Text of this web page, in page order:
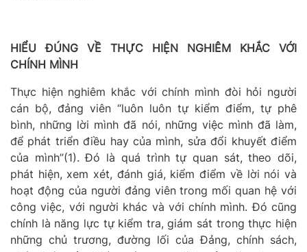
HIỂU ĐÚNG VỀ THỰC HIỆN NGHIÊM KHẮC VỚI
CHÍNH MÌNH
Thực hiện nghiêm khắc với chính mình đòi hỏi người
cán bộ, đảng viên “luôn luôn tự kiểm điểm, tự phê
bình, những lời mình đã nói, những việc mình đã làm,
để phát triển điều hay của mình, sửa đổi khuyết điểm
của mình”(1).Đó là quá trình tự quan sát, theo dõi,
phát hiện, xem xét, đánh giá, kiểm điểm về lời nói và
hoạt động của người đảng viên trong mối quan hệ với
công việc, với người khác và với chính mình. Đó cũng
chính là năng lực tự kiểm tra, giám sát trong thực hiện
những chủ trương, đường lối của Đảng, chính sách,